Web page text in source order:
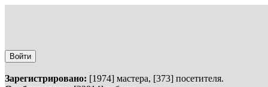
Войти
Зарегистрировано: [1974] мастера, [373] посетителя.